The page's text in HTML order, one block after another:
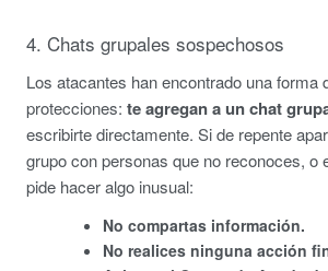
4. Chats grupales sospechosos
Los atacantes han encontrado una forma
protecciones: te agregan a un chat
escribirte directamente. Si de repente
grupo con personas que no reconoces, o
pide hacer algo inusual:
No compartas información.
No realices ninguna acción